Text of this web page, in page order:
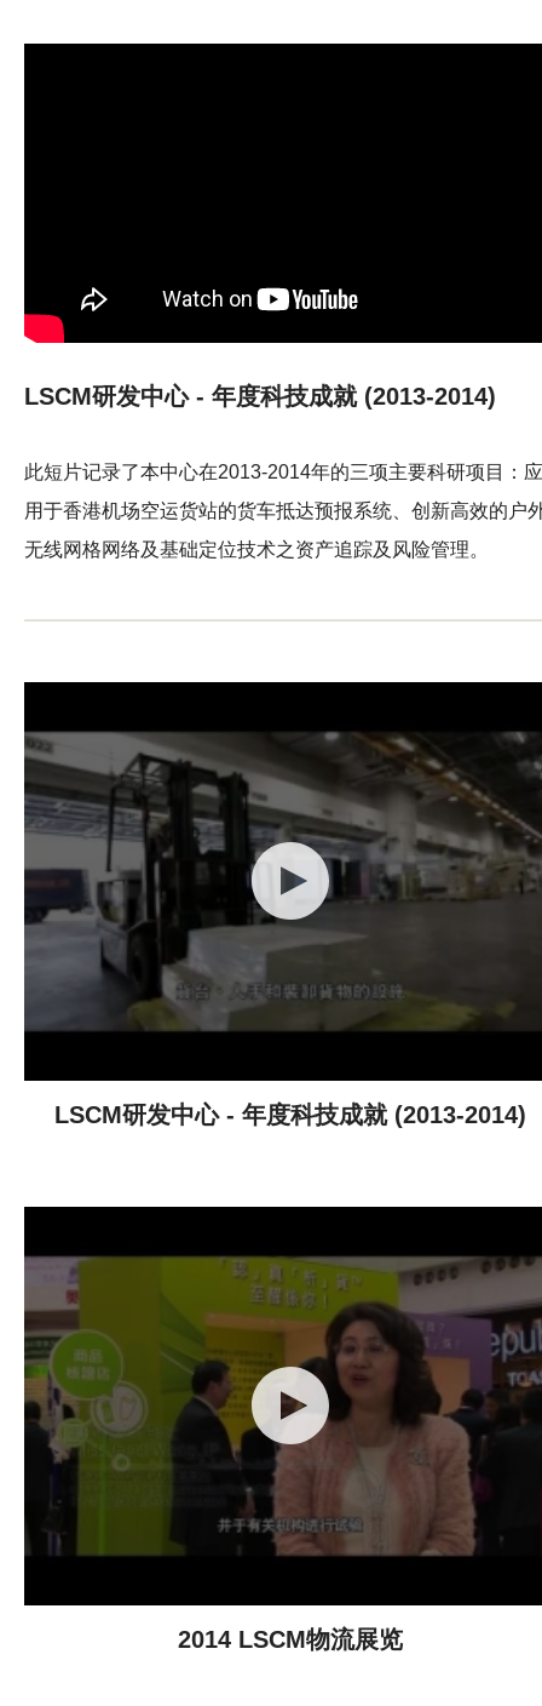
LSCM研发中心 - 年度科技成就 (2013-2014)
此短片记录了本中心在2013-2014年的三项主要科研项目：应
用于香港机场空运货站的货车抵达预报系统、创新高效的户
无线网格网络及基础定位技术之资产追踪及风险管理。
LSCM研发中心 - 年度科技成就 (2013-2014)
2014 LSCM物流展览